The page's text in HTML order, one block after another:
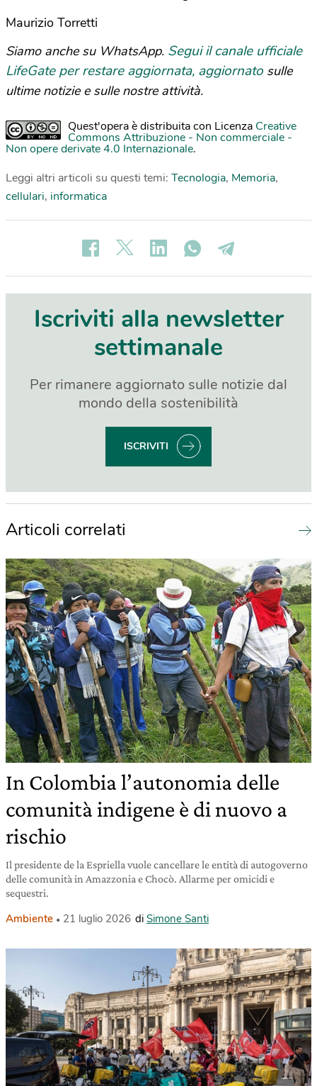
Maurizio Torretti
Siamo anche su WhatsApp. Segui il canale ufficiale
LifeGate per restare aggiornata, aggiornato sulle
ultime notizie e sulle nostre attività.
Quest'opera è distribuita con Licenza Creative
Commons Attribuzione - Non commerciale -
Non opere derivate 4.0 Internazionale.
Leggi altri articoli su questi temi: Tecnologia, Memoria,
cellulari, informatica
Iscriviti alla newsletter
settimanale
Per rimanere aggiornato sulle notizie dal
mondo della sostenibilità
ISCRIVITI
Articoli correlati
In Colombia l’autonomia delle
comunità indigene è di nuovo a
rischio
Il presidente de la Espriella vuole cancellare le entità di autogoverno
delle comunità in Amazzonia e Chocò. Allarme per omicidi e
sequestri.
Ambiente 21 luglio 2026 di Simone Santi